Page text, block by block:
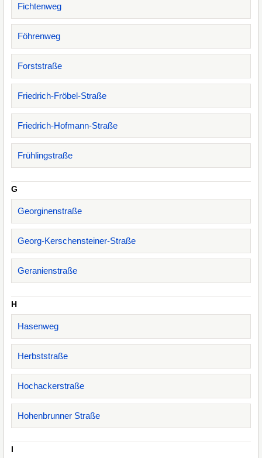
Fichtenweg
Föhrenweg
Forststraße
Friedrich-Fröbel-Straße
Friedrich-Hofmann-Straße
Frühlingstraße
G
Georginenstraße
Georg-Kerschensteiner-Straße
Geranienstraße
H
Hasenweg
Herbststraße
Hochackerstraße
Hohenbrunner Straße
I